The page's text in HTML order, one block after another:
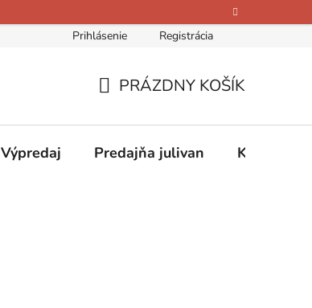
Kontakty O nás Hodnotenie obchodu
Prihlásenie Registrácia
KOŠÍK
PRÁZDNY KOŠÍK
Výpredaj Predajňa julivan Kontakty